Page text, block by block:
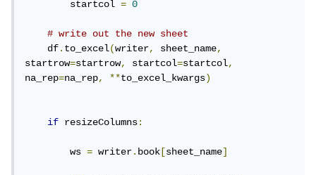
        startcol
= 0
# write out the new sheet
    df
.to_excel(writer, sheet_name,
startrow=startrow, startcol=startcol,
na_rep=na_rep, **to_excel_kwargs)
if resizeColumns:
        ws
= writer.book [sheet_name]